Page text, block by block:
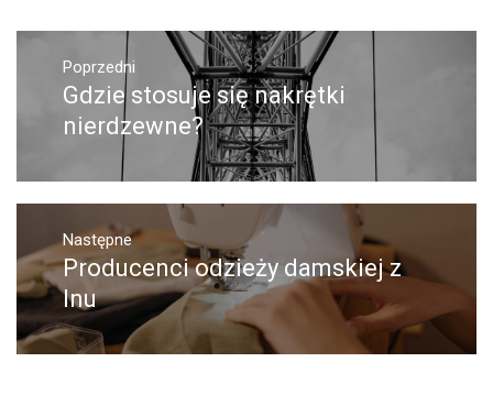
Nawigacja
wpisu
Poprzedni
Poprzedni
wpis:
Gdzie stosuje się nakrętki
nierdzewne?
Następne
Następny
post:
Producenci odzieży damskiej z
lnu